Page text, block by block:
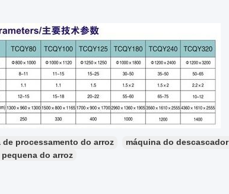
de processamento do arroz
máquina do
do arroz